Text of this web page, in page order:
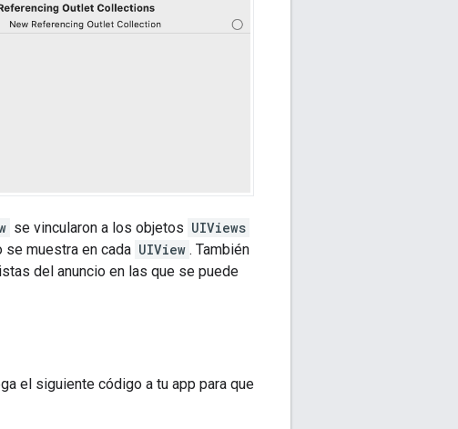
se vincularon a los objetos UIViews
se muestra en cada UIView . También
del anuncio en las que se puede
el siguiente código a tu app para que